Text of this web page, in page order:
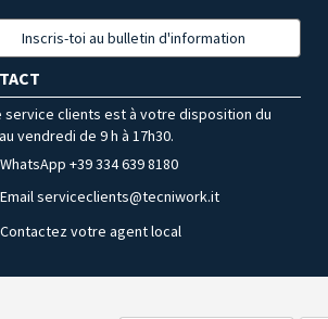
Inscris-toi au bulletin d'information
service clients est à votre disposition du
vendredi de 9 h à 17h30.
WhatsApp +39 334 639 8180
Email serviceclients@tecniwork.it
Contactez votre agent local